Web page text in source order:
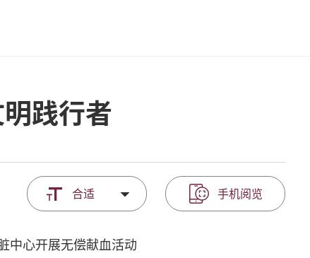
践行者
合适 手机阅览
中心开展无偿献血活动